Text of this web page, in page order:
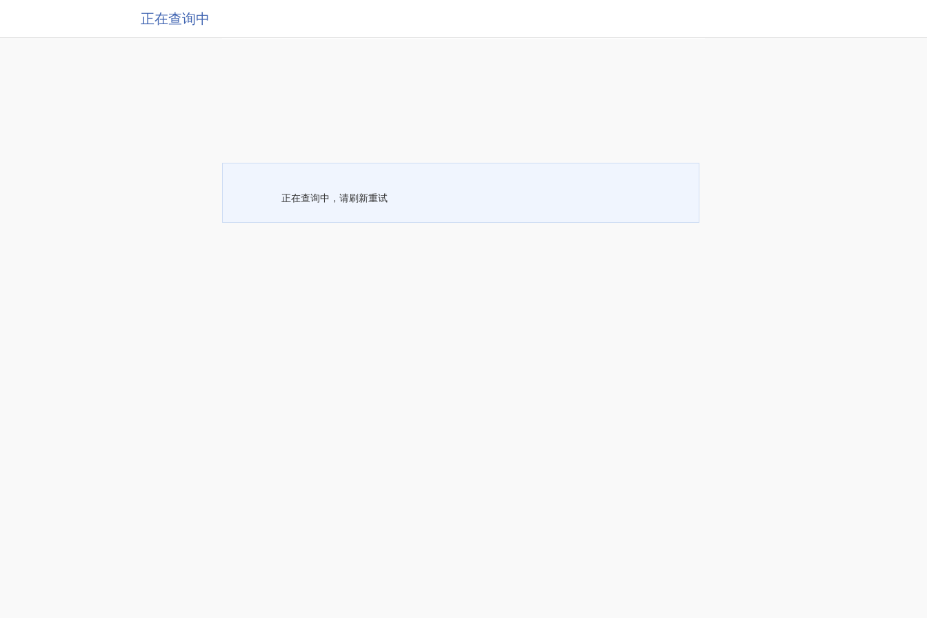
正在查询中
正在查询中，请刷新重试